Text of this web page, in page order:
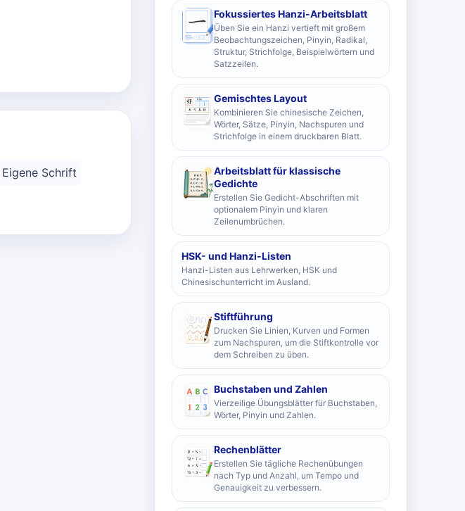
Eigene Schrift
Fokussiertes Hanzi-Arbeitsblatt
Üben Sie ein Hanzi vertieft mit großem
Beobachtungszeichen, Pinyin, Radikal,
Struktur, Strichfolge, Beispielwörtern und
Satzzeilen.
Gemischtes Layout
Kombinieren Sie chinesische Zeichen,
Wörter, Sätze, Pinyin, Nachspuren und
Strichfolge in einem druckbaren Blatt.
Arbeitsblatt für klassische
Gedichte
Erstellen Sie Gedicht-Abschriften mit
optionalem Pinyin und klaren
Zeilenumbrüchen.
HSK- und Hanzi-Listen
Hanzi-Listen aus Lehrwerken, HSK und
Chinesischunterricht im Ausland.
Stiftführung
Drucken Sie Linien, Kurven und Formen
zum Nachspuren, um die Stiftkontrolle vor
dem Schreiben zu üben.
Buchstaben und Zahlen
Vierzeilige Übungsblätter für Buchstaben,
Wörter, Pinyin und Zahlen.
Rechenblätter
Erstellen Sie tägliche Rechenübungen
nach Typ und Anzahl, um Tempo und
Genauigkeit zu verbessern.